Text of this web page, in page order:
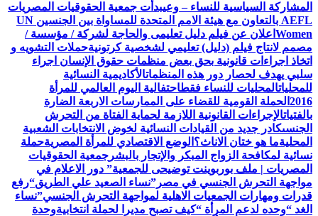
المشاركة السياسية للنساء – وعيبدأت جمعية الحقوقيات المصريات
AEFL بالتعاون مع هيئة الامم المتحدة للمساواة بين الجنسين UN
Women اعلان عن فيلم دليل تعليمى والحاجة لشركة / مؤسسة /
مصمم لانتاج فيلم (دليل) تعليمي لشخصية كرتونيةحملات التشويه و
اتخاذ اجراءات قانونية بحق بعض منظمات حقوق الإنسان اجراء
سلبي يهدف لحصار دور هذه المنظماتالأكاديمية النسائية
للمحلياتالمحليات للنساء فقطاحتفالية اليوم العالمي للمرأة
2016 الحملة القومية للقضاء على الممارسات الاربعة الضارة
بالفتياتالإجراءات القانونية اللازمة لحماية الفتاة من التحرش
الجنسىكادر جديد من القيادات النسائية لخوض الانتخابات الشعبية
المحليةما هو ختان الاناث؟ الوضع الاقتصادي للمرأة المصريةحملة
نسائية لمكافحة الزواج المبكر والإتجار بالبشر جمعية الحقوقيات
المصريات | ملف بوربوينت توضيحى للجمعية” دور الاعلام في
مواجهة التحرش الجنسي في مصر”نساء الصعيد علي الطريق“رفع
قدرات ومهارات الجمعيات الاهلية لمواجهة التحرش الجنسي”نساء
الغد “وحده لدعم المرأة “كيف تصبح مديرا لحملة انتخابيةوحدة